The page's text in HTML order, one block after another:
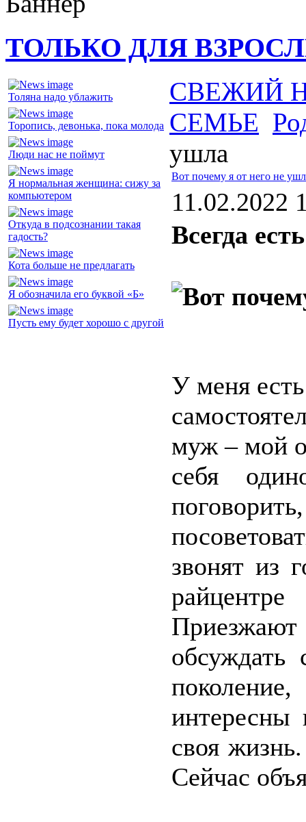
ТОЛЬКО ДЛЯ
Толяна надо ублажить
Торопись, девонька, пока молода
Люди нас не поймут
Я нормальная женщина: сижу за
компьютером
Откуда в подсознании такая
гадость?
Кота больше не предлагать
Я обозначила его буквой «Б»
Пусть ему будет хорошо с другой
СВЕЖИЙ
СЕМЬЕ
ушла
Вот почему я от него не
11.02.2022
Всегда
У меня
муж – мой
себя
звонят из
обсуждать
своя
Сейчас